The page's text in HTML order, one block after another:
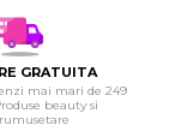
GRATUITA
mai mari de 249
beauty si